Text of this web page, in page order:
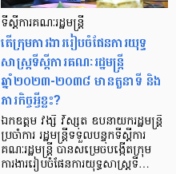
ទីស្ដីការគណៈរដ្ឋមន្ត្រី
តើក្រុមការងាររៀបចំផែនការយុទ្ធ
សាស្ត្រទីស្ដីការគណៈរដ្ឋមន្ត្រី
ឆ្នាំ២០២៣-២០៣៨ មានតួនាទី និង
ភារកិច្ចអ្វីខ្លះ?
ឯកឧត្តម វង្សី វិស្សុត ឧបនាយករដ្ឋមន្ត្រី
ប្រចាំការ រដ្ឋមន្ត្រីទទួលបន្ទុកទីស្ដីការ
គណៈរដ្ឋមន្ត្រី បានសម្រេចបង្កើតក្រុម
ការងាររៀបចំផែនការយុទ្ធសាស្ត្រទី…